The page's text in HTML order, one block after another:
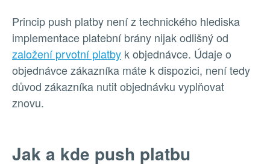
Princip push platby není z technického hlediska
implementace platební brány nijak odlišný od
založení prvotní platby k objednávce. Údaje o
objednávce zákazníka máte k dispozici, není tedy
důvod zákazníka nutit objednávku vyplňovat
znovu.
Jak a kde push platbu